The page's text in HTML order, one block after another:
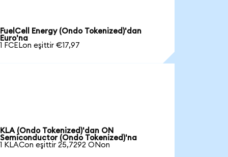
FuelCell Energy (Ondo Tokenized)'dan
Euro'na
1 FCELon eşittir €17,97
KLA (Ondo Tokenized)'dan ON
Semiconductor (Ondo Tokenized)'na
1 KLACon eşittir 25,7292 ONon